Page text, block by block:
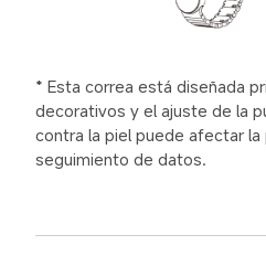
* Esta correa está diseñada
decorativos y el ajuste de la
contra la piel puede afectar la
seguimiento de datos.